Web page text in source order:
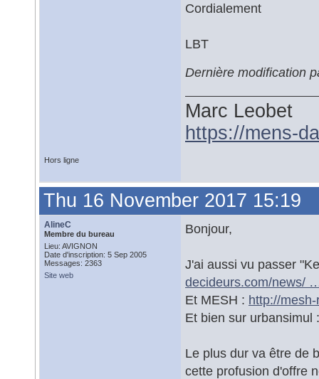
Cordialement
LBT
Dernière modification
Marc Leobet
https://mens-
Hors ligne
Thu 16 November 2017 15:19
AlineC
Membre du bureau
Lieu: AVIGNON
Date d'inscription: 5 Sep 2005
Messages: 2363
Site web
Bonjour,
J'ai aussi vu passer
decideurs.com/news/
Et MESH : http://
Et bien sur urbansimul
Le plus dur va être de
cette profusion d'offre